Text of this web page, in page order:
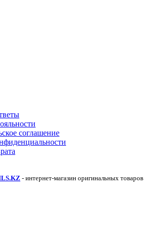
соглашение
- интернет-магазин оригинальных товаров